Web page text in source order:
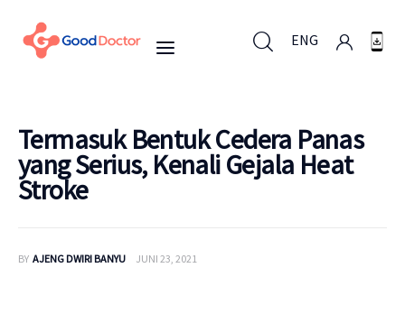
ENG
ENG
Untuk Bisnis
Termasuk Bentuk Cedera Panas
yang Serius, Kenali Gejala Heat
Stroke
BY AJENG DWIRI BANYU JUNI 23, 2021